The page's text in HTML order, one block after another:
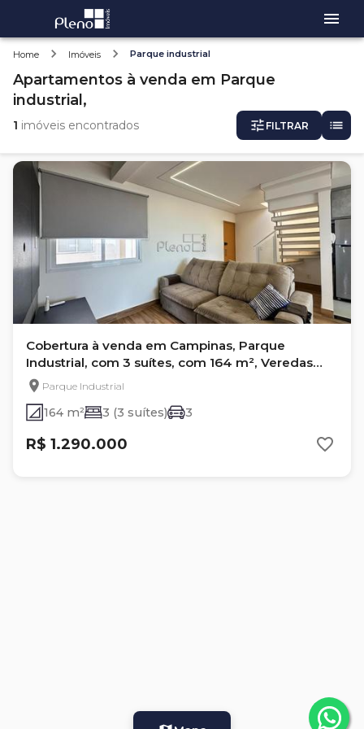
Home Imóveis Parque industrial
Apartamentos à venda em Parque
industrial,
1 imóveis encontrados FILTRAR
Cobertura à venda em Campinas, Parque
Industrial, com 3 suítes, com 164 m², Veredas
Patriani
Parque Industrial
164 m² 3 (3 suítes) 3
R$ 1.290.000